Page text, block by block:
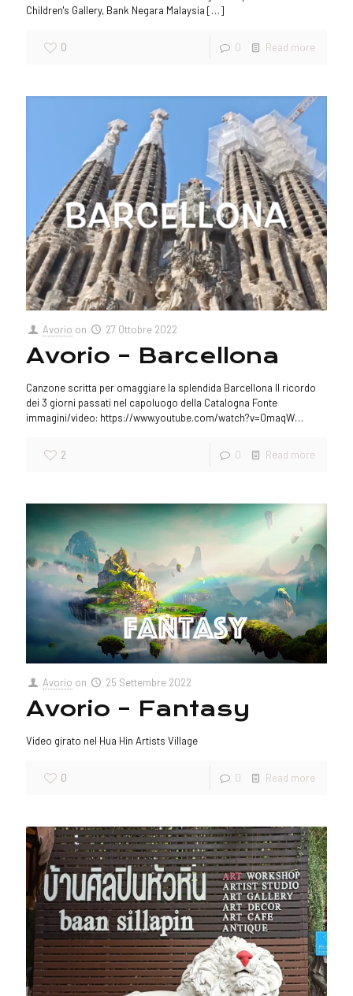
Children's Gallery, Bank Negara Malaysia […]
0 0 Read more
Avorio on 27 Ottobre 2022
Avorio – Barcellona
Canzone scritta per omaggiare la splendida Barcellona Il ricordo
dei 3 giorni passati nel capoluogo della Catalogna Fonte
immagini/video: https://www.youtube.com/watch?v=0maqW…
2 0 Read more
Avorio on 25 Settembre 2022
Avorio – Fantasy
Video girato nel Hua Hin Artists Village
0 0 Read more